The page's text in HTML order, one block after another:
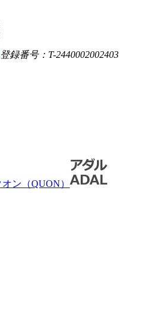
登録番号：T-2440002002403